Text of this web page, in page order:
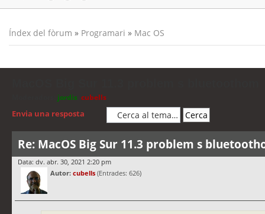
Índex del fòrum » Programari » Mac OS
jordis cubells
Envia una resposta
Re: MacOS Big Sur 11.3 problem s
Data: dv. abr. 30, 2021 2:20 pm
Autor: cubells (Entrades: 626)